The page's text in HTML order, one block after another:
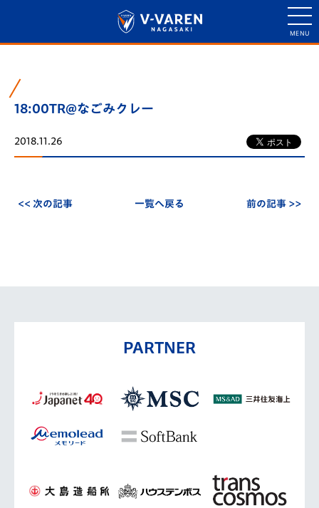
18:00TR@なごみクレー
2018.11.26
<< 次の記事 一覧へ戻る 前の記事 >>
PARTNER